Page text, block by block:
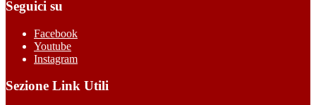
Seguici su
Facebook
Youtube
Instagram
Sezione Link Utili